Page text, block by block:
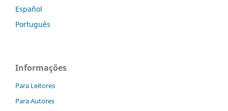
Español
Português
Informações
Para Leitores
Para Autores